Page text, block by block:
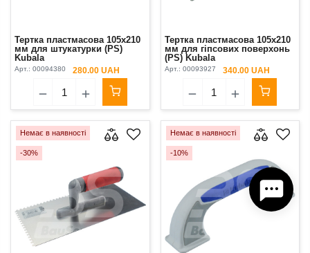
Тертка пластмасова 105х210
мм для штукатурки (PS)
Kubala
Арт.: 00094380 280.00 UAH
Тертка пластмасова 105х210
мм для гіпсових поверхонь
(PS) Kubala
Арт.: 00093927 340.00 UAH
Немає в наявності
-30%
Немає в наявності
-10%